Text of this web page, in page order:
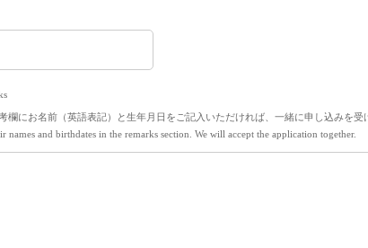
欄にお名前（英語表記）と生年月日をご記入いただければ、一緒に申し込みを受
names and birthdates in the remarks section. We will accept the application together.